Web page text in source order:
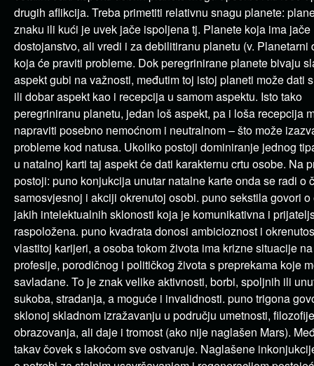
drugih aflikcija. Treba primetiti relativnu snagu planete:
znaku ili kući je uvek jače ispoljena tj. Planete koja ima jače
dostojanstvo, ali vredi i za debilitiranu planetu (v. Planetarni
koja će praviti probleme. Dok peregrinirane planete bivaju
aspekt gubi na važnosti, međutim toj istoj planeti može dati
ili dobar aspekt kao i recepcija u samom aspektu. Isto tako
peregriniranu planetu, jedan loš aspekt, pa i loša recepcija
napraviti posebno nemoćnom i neutralnom – što može
probleme kod natusa. Ukoliko postoji dominiranje jednog
u natalnoj karti taj aspekt će dati karakternu crtu osobe. Na
postoji: puno konjukcija unutar natalne karte onda se radi o
samosvjesnoj i akciji okrenutoj osobi. puno sekstila govori o
jakih intelektualnih sklonosti koja je komunikativna i
raspoložena. puno kvadrata donosi ambicioznost i
vlastitoj karijeri, a osoba tokom života ima krizne situacije
profesije, porodičnog i političkog života s preprekama koje
savladane. To je znak velike aktivnosti, borbi, spoljnih ili
sukoba, stradanja, a moguće i invalidnosti. puno trigona
sklonoj skladnom izražavanju u području umetnosti,
obrazovanja, ali daje i tromost (ako nije naglašen Mars).
takav čovek s lakoćom sve ostvaruje. Naglašene